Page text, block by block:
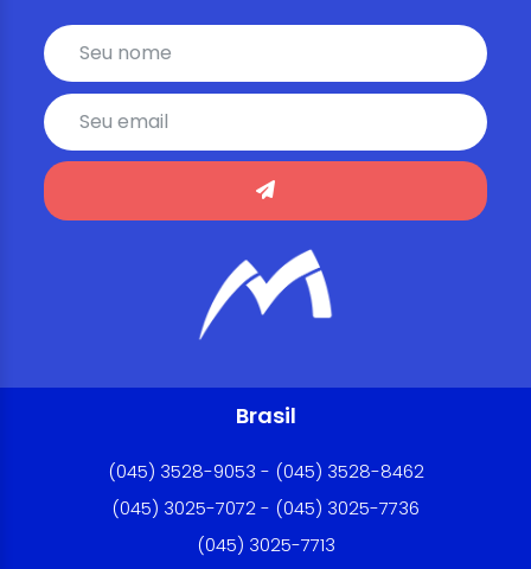
Brasil
(045) 3528-9053 - (045) 3528-8462
(045) 3025-7072 - (045) 3025-7736
(045) 3025-7713